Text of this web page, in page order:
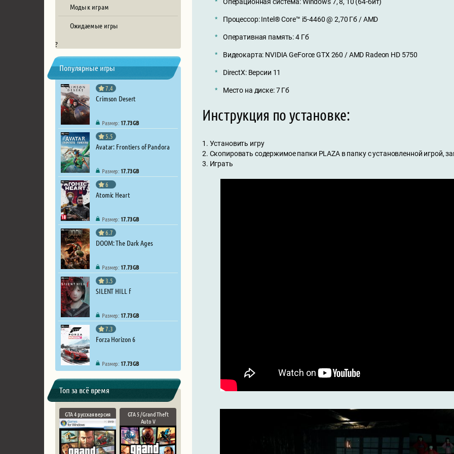
Моды к играм
Ожидаемые игры
?
Популярные игры
7.4
Crimson Desert
Размер: 17.73 GB
5.5
Avatar: Frontiers of Pandora
Размер: 17.73 GB
6
Atomic Heart
Размер: 17.73 GB
6.7
DOOM: The Dark Ages
Размер: 17.73 GB
3.5
SILENT HILL f
Размер: 17.73 GB
7.3
Forza Horizon 6
Размер: 17.73 GB
Топ за всё время
GTA 4 русская версия
GTA 5 / Grand Theft
Auto V
Процессор: Intel® Core™ i5-4460 @ 2,70 Гб / AMD
Оперативная память: 4 Гб
Видеокарта: NVIDIA GeForce GTX 260 / AMD Radeon HD 5750
DirectX: Версии 11
Место на диске: 7 Гб
Инструкция по установке:
1. Установить игру
2. Скопировать содержимое папки PLAZA в папку с установленной игрой,
3. Играть